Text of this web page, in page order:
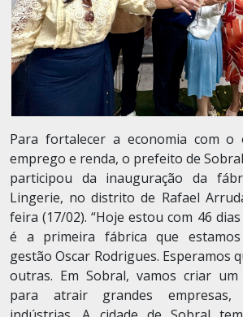
Para fortalecer a economia com
emprego e renda, o prefeito de
participou da inauguração da
Lingerie, no distrito de Rafael
feira (17/02). “Hoje estou com 46
é a primeira fábrica que
gestão Oscar Rodrigues. Esperamos
outras. Em Sobral, vamos criar
para atrair grandes empresas,